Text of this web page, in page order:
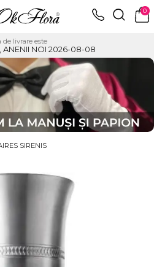
0
de livrare este
ANENII NOI 2026-08-08
SIRENIS